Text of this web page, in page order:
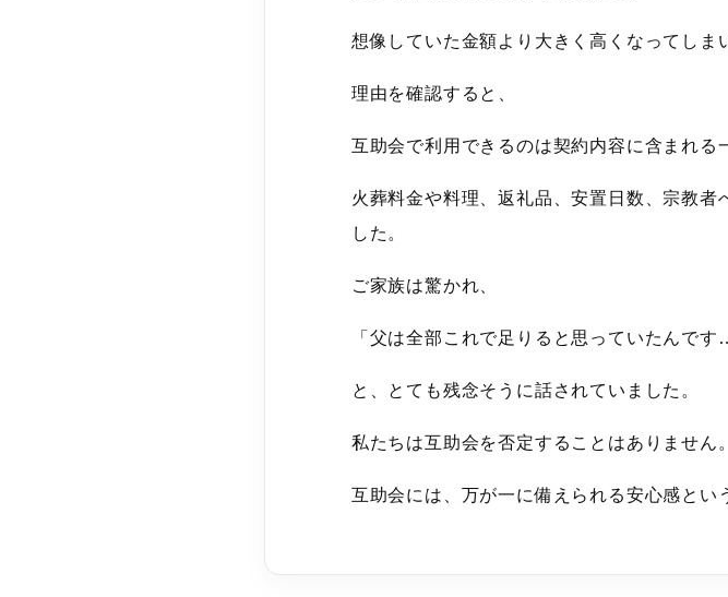
想像していた金額より大きく高くなってしま
理由を確認すると、
互助会で利用できるのは契約内容に含まれる
火葬料金や料理、返礼品、安置日数、宗教者
した。
ご家族は驚かれ、
「父は全部これで足りると思っていたんです
と、とても残念そうに話されていました。
私たちは互助会を否定することはありません。
互助会には、万が一に備えられる安心感とい